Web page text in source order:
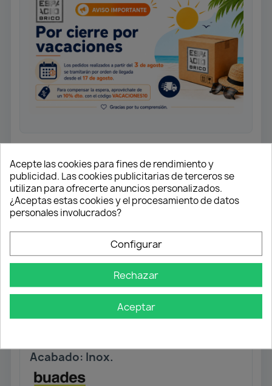
Mezclador monomando
fregadero extraíble, caño alto.
Acero inoxidable.
Cartucho cerámico 25 mm con
sistema “SWEET MOVE”. Caño
Giratorio.
Ducha extraible 2 funcione con
aireador anti-calcáreo.
Cartucho con ahorro energético.
Conexiones flexibles normalizadas.
AENOR 360 mm. M8 x 100
Materia prima: INOX AISI 304.
Acabado: Inox.
Acepte las cookies para fines de rendimiento y
publicidad. Las cookies publicitarias de terceros se
utilizan para ofrecerte anuncios personalizados.
¿Aceptas estas cookies y el procesamiento de datos
personales involucrados?
Configurar
Rechazar
Aceptar